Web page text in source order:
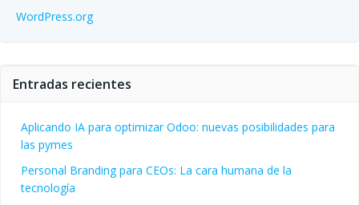
WordPress.org
Entradas recientes
Aplicando IA para optimizar Odoo: nuevas posibilidades para
las pymes
Personal Branding para CEOs: La cara humana de la
tecnología